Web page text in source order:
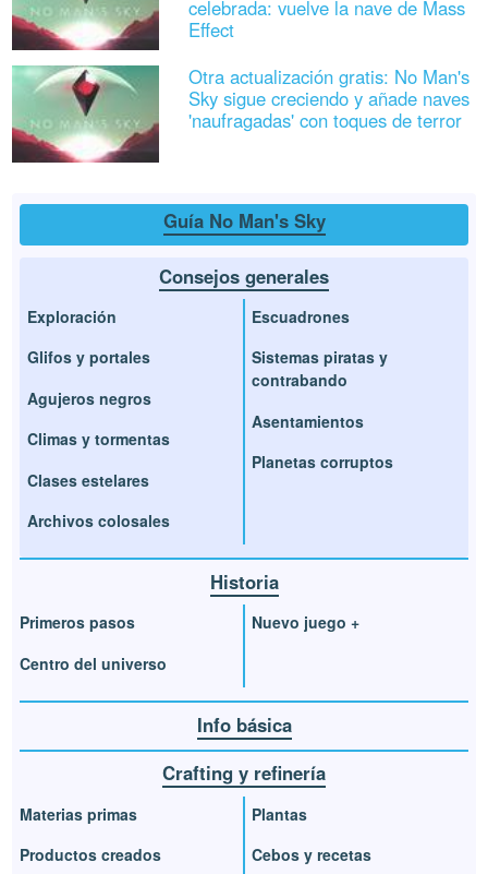
celebrada: vuelve la nave de Mass
Effect
Otra actualización gratis: No Man's
Sky sigue creciendo y añade naves
'naufragadas' con toques de terror
Guía No Man's Sky
Consejos generales
Exploración
Glifos y portales
Agujeros negros
Climas y tormentas
Clases estelares
Archivos colosales
Escuadrones
Sistemas piratas y
contrabando
Asentamientos
Planetas corruptos
Historia
Primeros pasos
Centro del universo
Nuevo juego +
Info básica
Crafting y refinería
Materias primas
Productos creados
Plantas
Cebos y recetas